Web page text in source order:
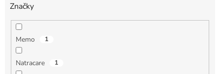
Značky
Memo 1
Natracare 1